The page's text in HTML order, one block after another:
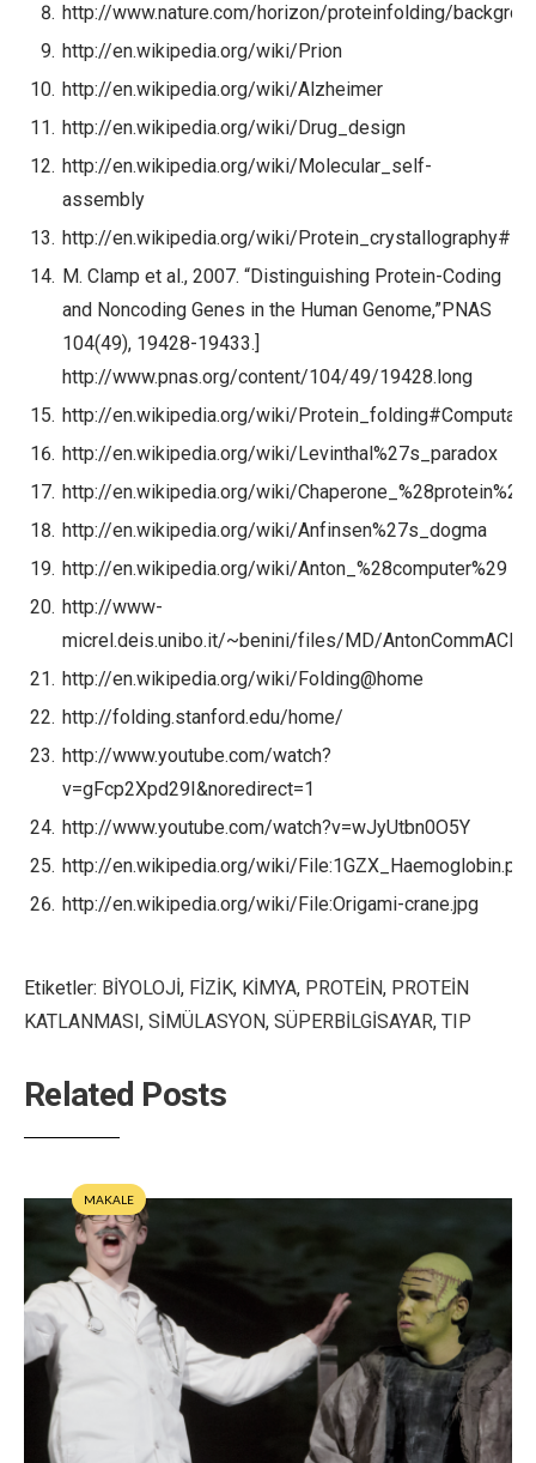
http://www.nature.com/horizon/proteinfolding/
http://en.wikipedia.org/wiki/Prion
http://en.wikipedia.org/wiki/Alzheimer
http://en.wikipedia.org/wiki/Drug_design
http://en.wikipedia.org/wiki/Molecular_self-
assembly
http://en.wikipedia.org/wiki/
M. Clamp et al., 2007. “Distinguishing Protein-Coding
and Noncoding Genes in the Human Genome,”PNAS
104(49), 19428-19433.]
http://www.pnas.org/content/104/49/19428.long
http://en.wikipedia.org/wiki/
http://en.wikipedia.org/wiki/Levinthal%27s_paradox
http://en.wikipedia.org/wiki/Chaperone_%28protein%29
http://en.wikipedia.org/wiki/Anfinsen%27s_dogma
http://en.wikipedia.org/wiki/Anton_%28computer%29
http://www-
micrel.deis.unibo.it/~benini/files/MD/
http://en.wikipedia.org/wiki/Folding@home
http://folding.stanford.edu/home/
http://www.youtube.com/watch?
v=gFcp2Xpd29I&noredirect=1
http://www.youtube.com/watch?v=wJyUtbn0O5Y
http://en.wikipedia.org/wiki/File:1GZX_Haemoglobin.png
http://en.wikipedia.org/wiki/File:Origami-crane.jpg
Etiketler: BİYOLOJİ, FİZİK, KİMYA, PROTEİN, PROTEİN
KATLANMASI, SİMÜLASYON, SÜPERBİLGİSAYAR, TIP
Related Posts
MAKALE